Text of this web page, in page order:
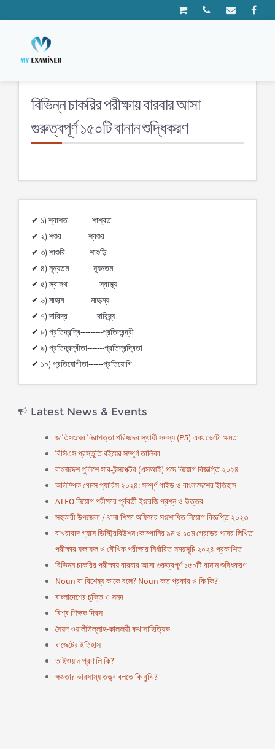
বিভিন্ন চাকরির পরীক্ষায় বারবার আসা
গুরুত্বপূর্ণ ১৫০টি বানান শুদ্ধিকরণ
✔ ১) শ্বাশত----------শাশ্বত
✔ ২) শশুর-----------শ্বশুর
✔ ৩) শাশুরি----------শাশুড়ি
✔ ৪) নূন্যতম----------ন্যূনতম
✔ ৫) স্বাস্থ-------------স্বাস্থ্য
✔ ৬) মাহাত্ম-----------মাহাত্ম্য
✔ ৭) দারিদ্র------------দারিদ্র্য
✔ ৮) প্রতিদ্বন্দ্বি---------প্রতিদ্বন্দ্বী
✔ ৯) প্রতিদ্বন্দ্বীতা-------প্রতিদ্বন্দ্বিতা
✔ ১০) প্রতিযোগীতা------প্রতিযোগি
Latest News & Events
জাতিসংঘের নিরাপত্তা পরিষদের স্থায়ী সদস্য (P5) এবং ভেটো ক্ষমতা
বিসিএস প্রস্তুতি বইয়ের সম্পূর্ণ তালিকা
বাংলাদেশ পুলিশে সাব-ইন্সপেক্টর (এসআই) পদে নিয়োগ বিজ্ঞপ্তি ২০২৪
অলিম্পিক গেমস প্যারিস ২০২৪: সম্পূর্ণ গাইড ও বাংলাদেশের ইতিহাস
ATEO নিয়োগ পরীক্ষার পূর্ববর্তী ইংরেজি প্রশ্ন ও উত্তর
সহকারী উপজেলা / থানা শিক্ষা অফিসার সংশোধিত নিয়োগ বিজ্ঞপ্তি ২০২৩
বাখরাবাদ গ্যাস ডিস্ট্রিবিউশন কোম্পানির ৯ম ও ১০ম গ্রেডের পদের লিখিত
পরীক্ষার ফলাফল ও মৌখিক পরীক্ষার নির্ধারিত সময়সূচি ২০২৪ প্রকাশিত
বিভিন্ন চাকরির পরীক্ষায় বারবার আসা গুরুত্বপূর্ণ ১৫০টি বানান শুদ্ধিকরণ
Noun বা বিশেষ্য কাকে বলে? Noun কত প্রকার ও কি কি?
বাংলাদেশের চুক্তি ও সনদ
বিশ্ব শিক্ষক দিবস
সৈয়দ ওয়ালীউল্লাহ-কালজয়ী কথাসাহিত্যিক
বাজেটের ইতিহাস
তাইওয়ান প্রণালি কি?
ক্ষমতার ভারসাম্য তত্ত্ব বলতে কি বুঝি?